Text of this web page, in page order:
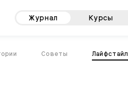
Журнал Курсы
Советы Лайфстайл